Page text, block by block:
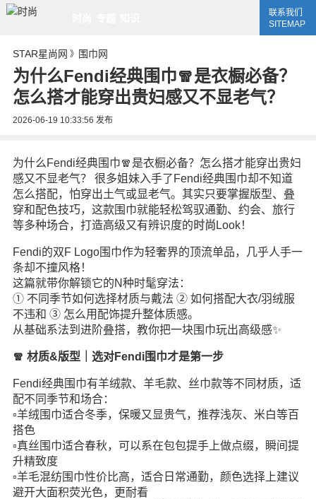
联系我们
SITEMAP
STAR星尚网 》 围巾网
为什么Fendi经典围巾🧣是衣橱必备？
怎么搭才能穿出贵妇感又不显老气？
2026-06-19 10:33:56 发布
为什么Fendi经典围巾🧣是衣橱必备？怎么搭才能穿出贵妇
感又不显老气？ 很多姐妹入手了Fendi经典围巾却不知道
怎么搭配，怕穿出土气或显老气。其实只要掌握版型、叠
穿和配色技巧，这款围巾就能轻松驾驭通勤、约会、旅行
等多种场合，打造高级又有辨识度的 时尚 Look！
Fendi的双F Logo围巾作为轻奢界的顶流单品，几乎人手一
条却不撞风格！
这篇就带你解锁它的N种时髦穿法：
① 不同季节如何选择材质与戴法 ② 如何搭配大衣/羽绒服
不违和 ③ 怎么用配饰提升整体质感。
从基础系法到进阶叠搭，教你把一块围巾玩出高级感✨
🧣 材质&版型｜选对Fendi围巾才是第一步
Fendi经典围巾有羊绒款、羊毛款、丝巾款等不同材质，适
配不同季节和场合：
▫️羊绒围巾适合冬季，保暖又显贵气，推荐浅灰、米白等百
搭色
▫️真丝围巾适合春秋，可以系在包包提手上做点缀，瞬间提
升精致度
▫️羊毛混纺围巾性价比高，适合日常通勤，颜色选择上建议
避开大面积荧光色，更耐看